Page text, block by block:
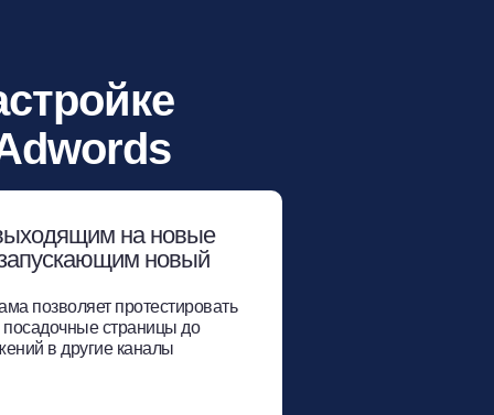
на новые
новый
позволяет протестировать
посадочные страницы до
в другие каналы